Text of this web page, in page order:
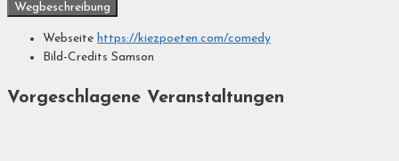
Webseite https://kiezpoeten.com/comedy
Bild-Credits Samson
Vorgeschlagene Veranstaltungen